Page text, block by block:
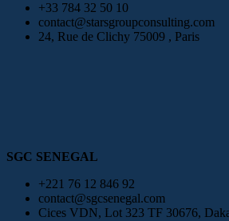
+33 784 32 50 10
contact@starsgroupconsulting.com
24, Rue de Clichy 75009 , Paris
SGC SENEGAL
+221 76 12 846 92
contact@sgcsenegal.com
Cices VDN, Lot 323 TF 30676,